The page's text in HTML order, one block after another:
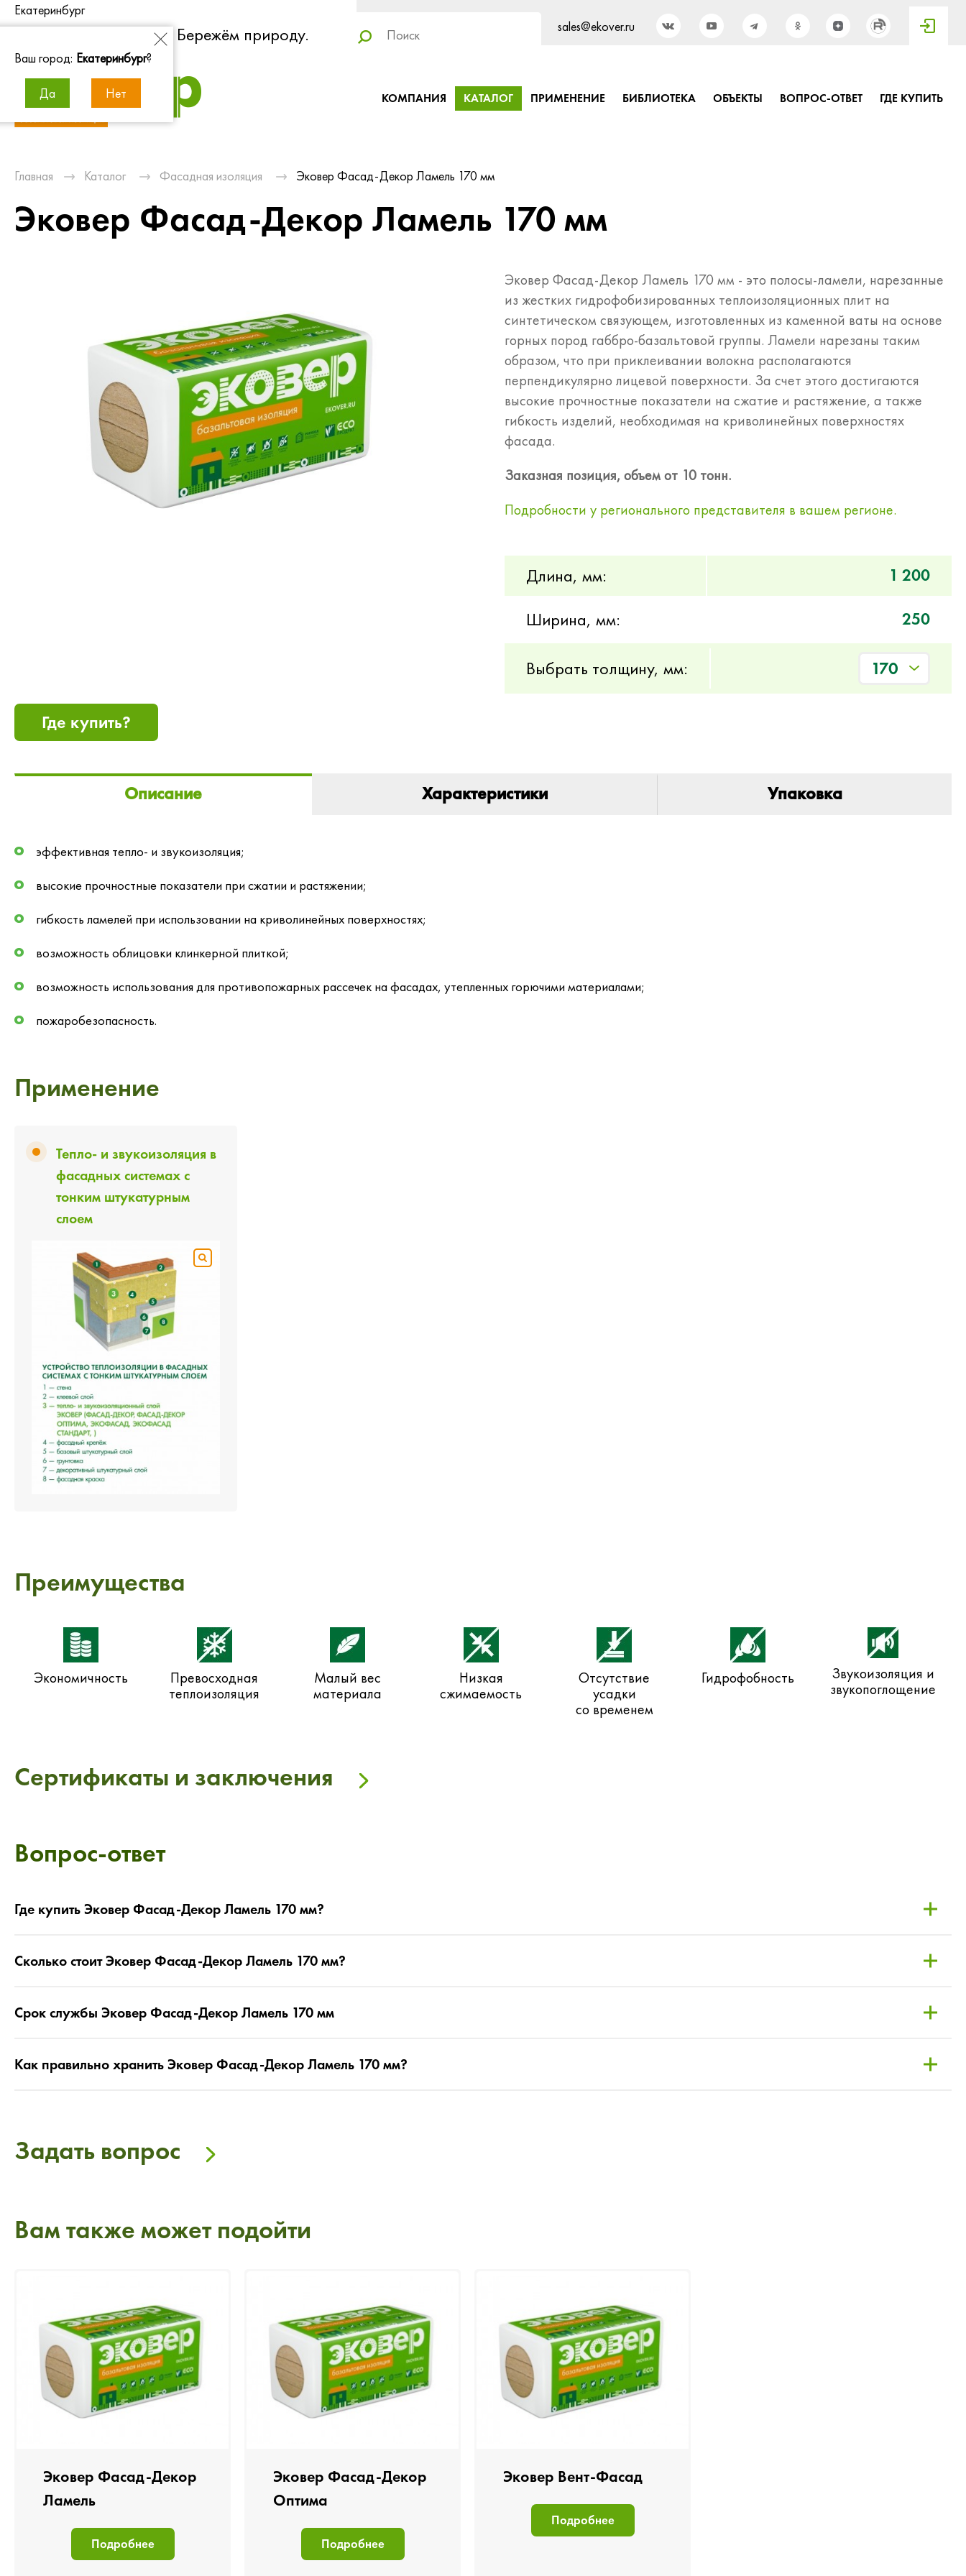
Екатеринбург
Ваш город: Екатеринбург?
Да Нет
Экономим энергию. Бережём природу. sales@ekover.ru
КОМПАНИЯ КАТАЛОГ ПРИМЕНЕНИЕ БИБЛИОТЕКА ОБЪЕКТЫ ВОПРОС-ОТВЕТ ГДЕ КУПИТЬ
Главная Каталог Фасадная изоляция Эковер Фасад-Декор Ламель 170 мм
Эковер Фасад-Декор Ламель 170 мм
Эковер Фасад-Декор Ламель 170 мм - это полосы-ламели, нарезанные
из жестких гидрофобизированных теплоизоляционных плит на
синтетическом связующем, изготовленных из каменной ваты на основе
горных пород габбро-базальтовой группы. Ламели нарезаны таким
образом, что при приклеивании волокна располагаются
перпендикулярно лицевой поверхности. За счет этого достигаются
высокие прочностные показатели на сжатие и растяжение, а также
гибкость изделий, необходимая на криволинейных поверхностях
фасада.
Заказная позиция, объем от 10 тонн.
Подробности у регионального представителя в вашем регионе.
Длина, мм: 1 200
Ширина, мм: 250
Выбрать толщину, мм: 170
Где купить?
Описание Характеристики Упаковка
эффективная тепло- и звукоизоляция;
высокие прочностные показатели при сжатии и растяжении;
гибкость ламелей при использовании на криволинейных поверхностях;
возможность облицовки клинкерной плиткой;
возможность использования для противопожарных рассечек на фасадах, утепленных горючими материалами;
пожаробезопасность.
Применение
Тепло- и звукоизоляция в
фасадных системах с
тонким штукатурным
слоем
Преимущества
Экономичность
Превосходная
теплоизоляция
Малый вес
материала
Низкая
сжимаемость
Отсутствие
усадки
со временем
Гидрофобность
Звукоизоляция и
звукопоглощение
Сертификаты и заключения
Вопрос-ответ
Где купить Эковер Фасад-Декор Ламель 170 мм?
Сколько стоит Эковер Фасад-Декор Ламель 170 мм?
Срок службы Эковер Фасад-Декор Ламель 170 мм
Как правильно хранить Эковер Фасад-Декор Ламель 170 мм?
Задать вопрос
Вам также может подойти
Эковер Фасад-Декор
Ламель
Подробнее
Эковер Фасад-Декор
Оптима
Подробнее
Эковер Вент-Фасад
Подробнее